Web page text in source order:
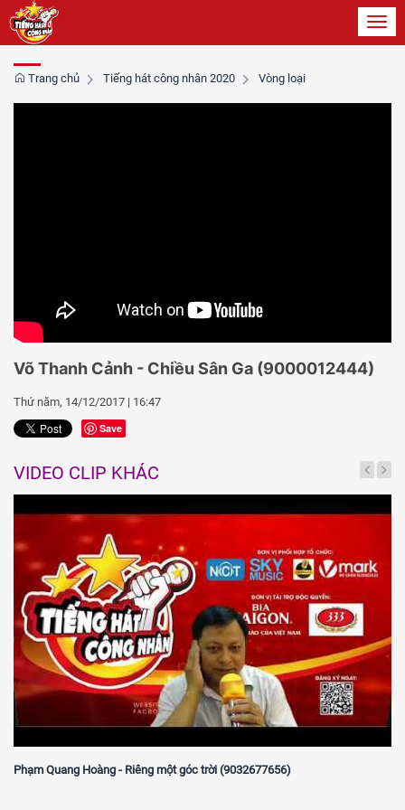
Trang chủ Tiếng hát công nhân 2020 Vòng loại
Võ Thanh Cảnh - Chiều Sân Ga (9000012444)
Thứ năm, 14/12/2017 | 16:47
Save
VIDEO CLIP KHÁC
Phạm Quang Hoàng - Riêng một góc trời (9032677656)